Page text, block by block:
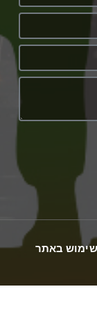
באתר